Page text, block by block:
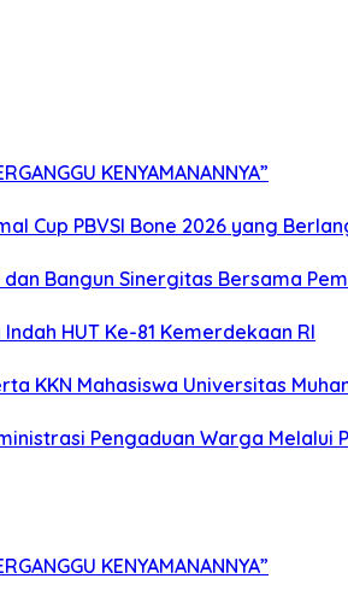
KENYAMANANNYA”
Cup PBVSI Bone 2026 yang
Bangun Sinergitas Bersama
HUT Ke-81 Kemerdekaan RI
KKN Mahasiswa Universitas
Pengaduan Warga Melalui
KENYAMANANNYA”